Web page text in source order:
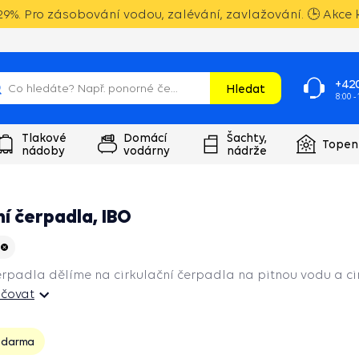
Pro zásobování vodou, zalévání, zavlažování. 🕒 Akce
Hledat
8:00 -
Tlakové
nádoby
Domácí
vodárny
Šachty,
nádrže
čerpadla, IBO
dělíme na cirkulační čerpadla na pitnou vodu a